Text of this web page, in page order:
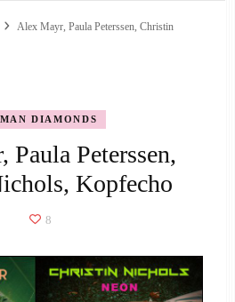
Alex Mayr, Paula Peterssen, Christin
DIAMONDS
Paula Peterssen,
Kopfecho
8